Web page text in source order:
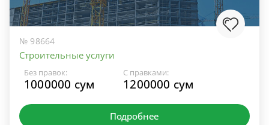
№ 98664
Строительные услуги
Без правок:
1000000 сум
С правками:
1200000 сум
Подробнее